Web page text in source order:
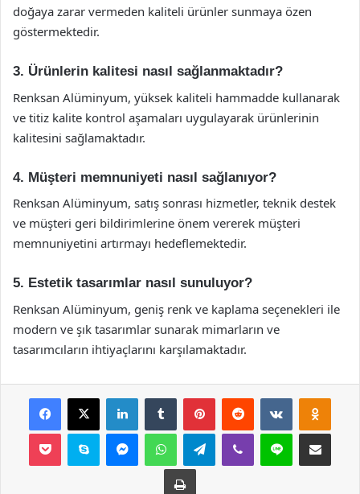
doğaya zarar vermeden kaliteli ürünler sunmaya özen
göstermektedir.
3. Ürünlerin kalitesi nasıl sağlanmaktadır?
Renksan Alüminyum, yüksek kaliteli hammadde kullanarak
ve titiz kalite kontrol aşamaları uygulayarak ürünlerinin
kalitesini sağlamaktadır.
4. Müşteri memnuniyeti nasıl sağlanıyor?
Renksan Alüminyum, satış sonrası hizmetler, teknik destek
ve müşteri geri bildirimlerine önem vererek müşteri
memnuniyetini artırmayı hedeflemektedir.
5. Estetik tasarımlar nasıl sunuluyor?
Renksan Alüminyum, geniş renk ve kaplama seçenekleri ile
modern ve şık tasarımlar sunarak mimarların ve
tasarımcıların ihtiyaçlarını karşılamaktadır.
Facebook
X LinkedInTumblr PinterestReddit VKontakte
Pocket Skype MessengerWhatsAppTelegramViber Line E-Posta ile
Yazdır